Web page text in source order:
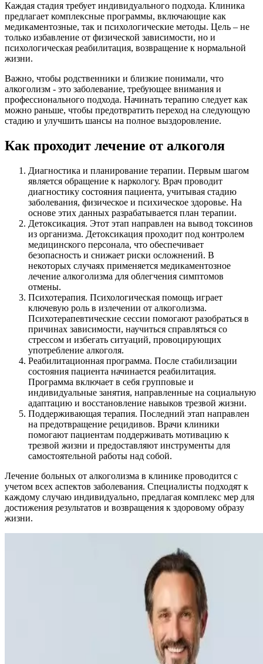
Каждая стадия требует индивидуального подхода. Клиника
предлагает комплексные программы, включающие как
медикаментозные, так и психологические методы. Цель – не
только избавление от физической зависимости, но и
психологическая реабилитация, возвращение к нормальной
жизни.
Важно, чтобы родственники и близкие понимали, что
алкоголизм - это заболевание, требующее внимания и
профессионального подхода. Начинать терапию следует как
можно раньше, чтобы предотвратить переход на следующую
стадию и улучшить шансы на полное выздоровление.
Как проходит лечение от алкоголя
Диагностика и планирование терапии. Первым шагом
является обращение к наркологу. Врач проводит
диагностику состояния пациента, учитывая стадию
заболевания, физическое и психическое здоровье. На
основе этих данных разрабатывается план терапии.
Детоксикация. Этот этап направлен на вывод токсинов
из организма. Детоксикация проходит под контролем
медицинского персонала, что обеспечивает
безопасность и снижает риски осложнений. В
некоторых случаях применяется медикаментозное
лечение алкоголизма для облегчения симптомов
отмены.
Психотерапия. Психологическая помощь играет
ключевую роль в излечении от алкоголизма.
Психотерапевтические сессии помогают разобраться в
причинах зависимости, научиться справляться со
стрессом и избегать ситуаций, провоцирующих
употребление алкоголя.
Реабилитационная программа. После стабилизации
состояния пациента начинается реабилитация.
Программа включает в себя групповые и
индивидуальные занятия, направленные на социальную
адаптацию и восстановление навыков трезвой жизни.
Поддерживающая терапия. Последний этап направлен
на предотвращение рецидивов. Врачи клиники
помогают пациентам поддерживать мотивацию к
трезвой жизни и предоставляют инструменты для
самостоятельной работы над собой.
Лечение больных от алкоголизма в клинике проводится с
учетом всех аспектов заболевания. Специалисты подходят к
каждому случаю индивидуально, предлагая комплекс мер для
достижения результатов и возвращения к здоровому образу
жизни.